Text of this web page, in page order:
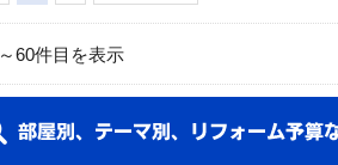
～60件目を表示